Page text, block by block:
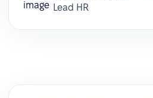
Lead HR